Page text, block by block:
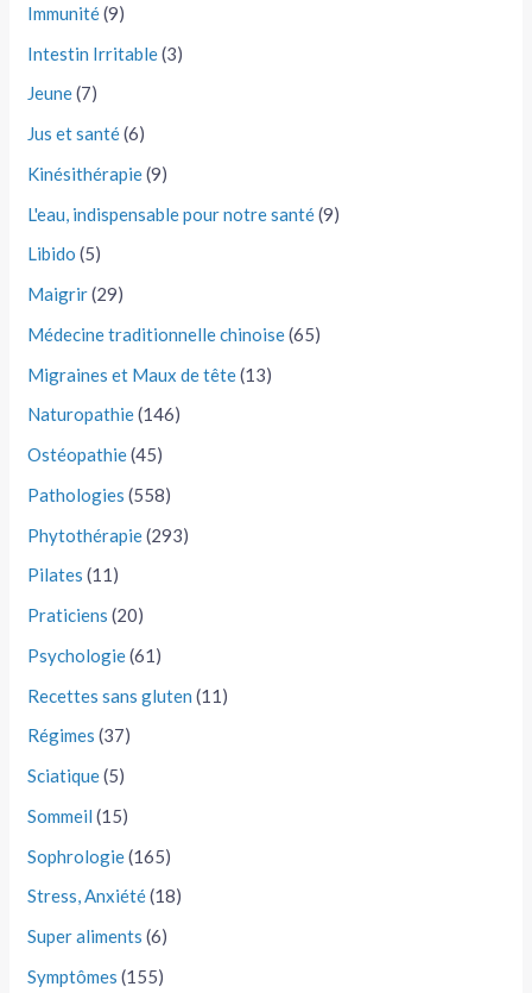
Immunité(9)
Intestin Irritable(3)
Jeune(7)
Jus et santé(6)
Kinésithérapie(9)
L'eau, indispensable pour notre santé(9)
Libido (5)
Maigrir(29)
Médecine traditionnelle chinoise(65)
Migraines et Maux de tête(13)
Naturopathie(146)
Ostéopathie(45)
Pathologies (558)
Phytothérapie(293)
Pilates (11)
Praticiens (20)
Psychologie(61)
Recettes sans gluten (11)
Régimes (37)
Sciatique(5)
Sommeil (15)
Sophrologie(165)
Stress, Anxiété(18)
Super aliments (6)
Symptômes (155)